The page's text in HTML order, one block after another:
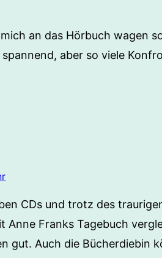
an das Hörbuch wagen
aber so viele
CDs und trotz des
Anne Franks Tagebuch
gut. Auch die